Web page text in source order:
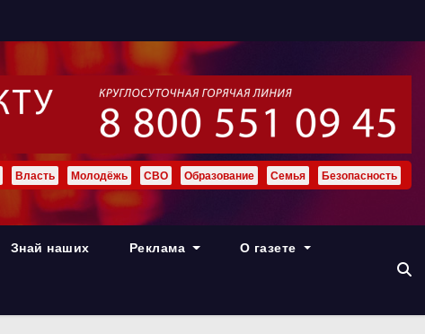
Власть Молодёжь СВО Образование Семья Безопасность
Знай наших Реклама О газете